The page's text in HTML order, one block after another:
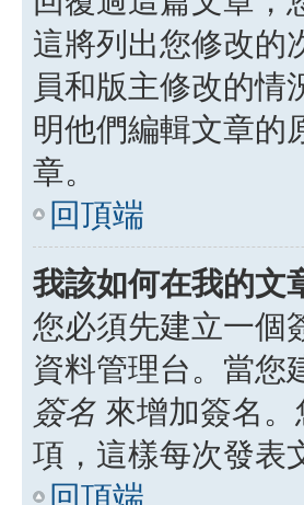
這將列出您修改的
員和版主修改的情
明他們編輯文章的
章。
回頂端
我該如何在我的文
您必須先建立一個
資料管理台。當您
簽名 來增加簽名
項，這樣每次發表
回頂端